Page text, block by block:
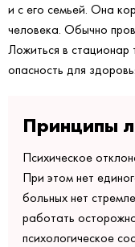
и с его семьей. Она
человека. Обычно
Ложиться в стационар
опасность для
Принципы
Психическое
При этом нет
больных нет
работать
психологическое